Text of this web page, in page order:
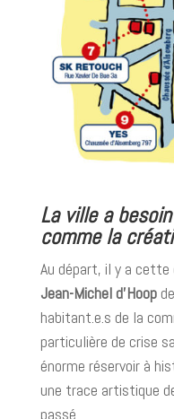
La ville a
comme la
Au départ, il y a
Jean-Michel d’Hoop
habitant.e.s de la
particulière de crise
énorme réservoir à
une trace artistique
passé.